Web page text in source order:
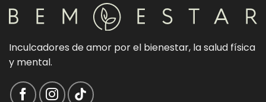
Inculcadores de amor por el bienestar, la salud física
y mental.